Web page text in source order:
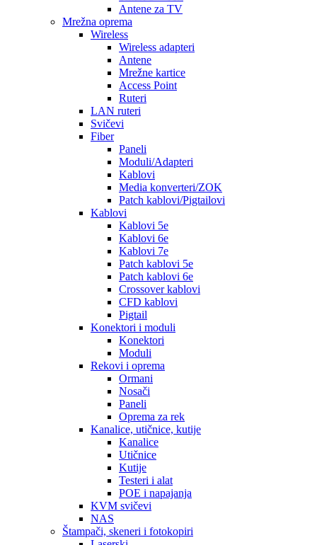
Antene za TV
Mrežna oprema
Wireless
Wireless adapteri
Antene
Mrežne kartice
Access Point
Ruteri
LAN ruteri
Svičevi
Fiber
Paneli
Moduli/Adapteri
Kablovi
Media konverteri/ZOK
Patch kablovi/Pigtailovi
Kablovi
Kablovi 5e
Kablovi 6e
Kablovi 7e
Patch kablovi 5e
Patch kablovi 6e
Crossover kablovi
CFD kablovi
Pigtail
Konektori i moduli
Konektori
Moduli
Rekovi i oprema
Ormani
Nosači
Paneli
Oprema za rek
Kanalice, utičnice, kutije
Kanalice
Utičnice
Kutije
Testeri i alat
POE i napajanja
KVM svičevi
NAS
Štampači, skeneri i fotokopiri